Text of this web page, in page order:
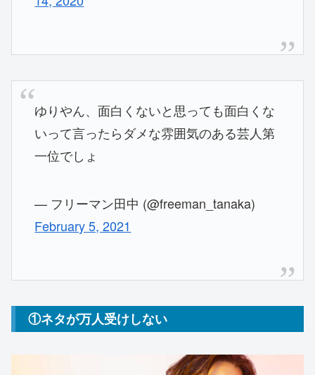
ゆりやん、面白くないと思っても面白くな
いって言ったらダメな雰囲気のある芸人第
一位でしょ
— フリーマン田中 (@freeman_tanaka)
February 5, 2021
①ネタが万人受けしない